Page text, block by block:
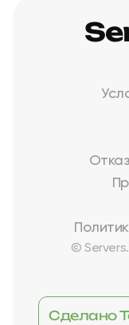
©
Сделано